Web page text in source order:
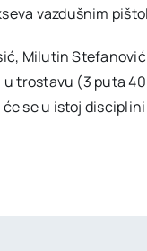
vazdušnim
Milutin
u trostavu (3 puta
se u istoj